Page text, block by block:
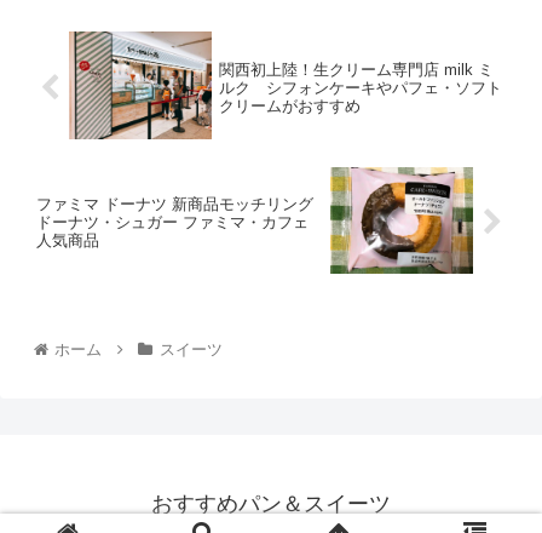
関西初上陸！生クリーム専門店 milk ミ
ルク シフォンケーキやパフェ・ソフト
クリームがおすすめ
ファミマ ドーナツ 新商品モッチリング
ドーナツ・シュガー ファミマ・カフェ
人気商品
ホーム スイーツ
おすすめパン＆スイーツ